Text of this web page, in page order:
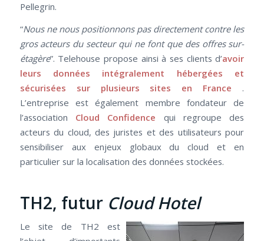
Pellegrin.
“Nous ne nous positionnons pas directement contre les
gros acteurs du secteur qui ne font que des offres sur-
étagère”. Telehouse propose ainsi à ses clients d’avoir
leurs données intégralement hébergées et
sécurisées sur plusieurs sites en France .
L’entreprise est également membre fondateur de
l’association Cloud Confidence qui regroupe des
acteurs du cloud, des juristes et des utilisateurs pour
sensibiliser aux enjeux globaux du cloud et en
particulier sur la localisation des données stockées.
TH2, futur Cloud Hotel
Le site de TH2 est